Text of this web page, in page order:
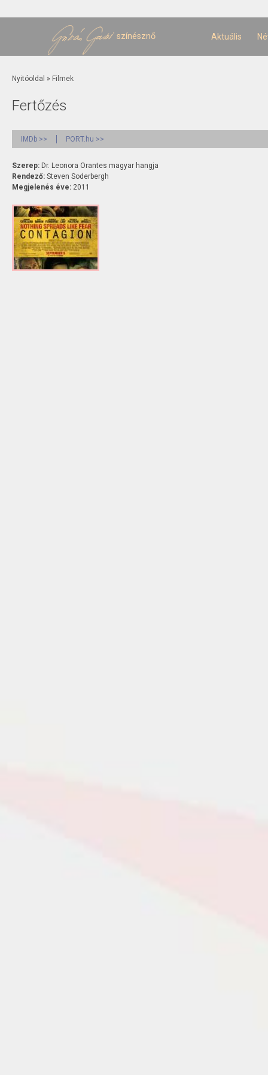
színésznő Aktuális
Jelenlegi hely
Nyitóoldal » Filmek
Fertőzés
IMDb >> PORT.hu >>
Szerep: Dr. Leonora Orantes magyar hangja
Rendező: Steven Soderbergh
Megjelenés éve: 2011